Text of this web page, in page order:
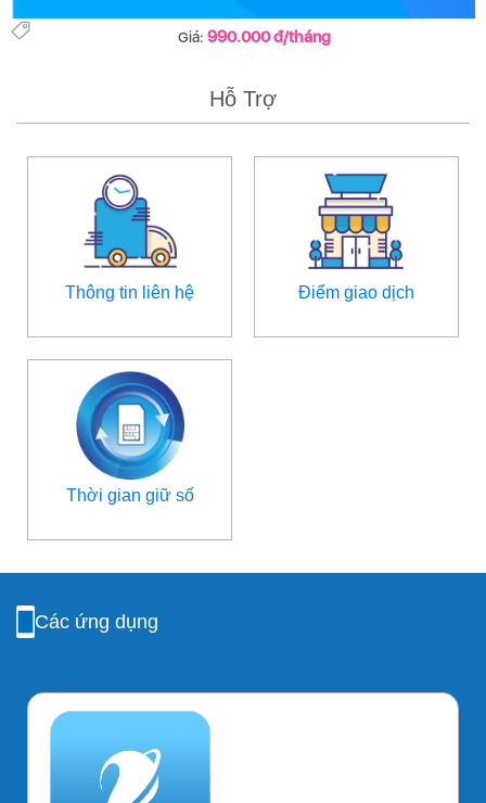
Giá:990.000 đ/tháng
Hỗ Trợ
Thông tin liên hệ Điểm giao dịch
Thời gian giữ số
Các ứng dụng